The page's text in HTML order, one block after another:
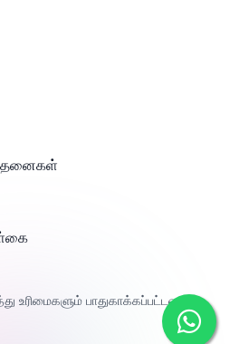
உரிமைகளும் பாதுகாக்கப்பட்டவை